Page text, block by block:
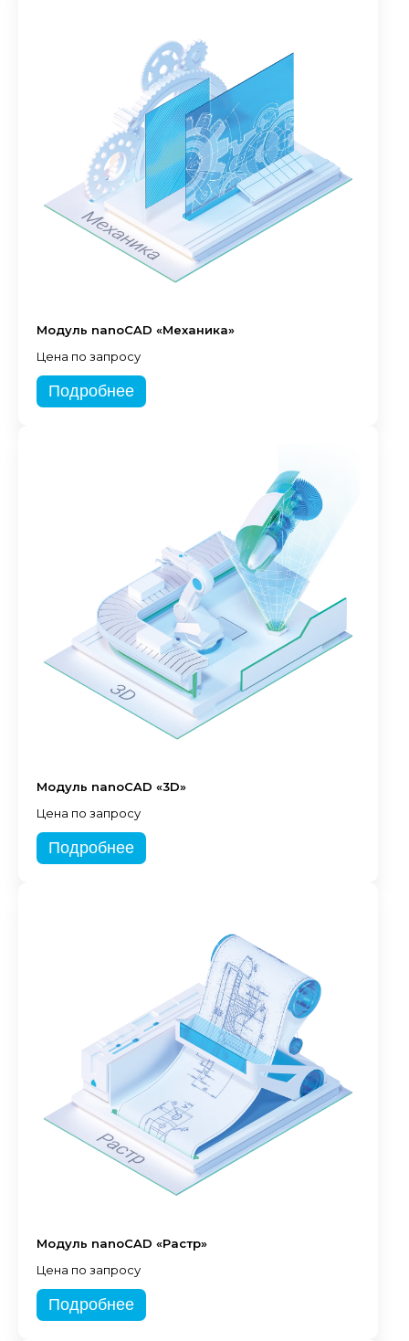
Модуль nanoCAD «Механика»
Цена по запросу
Подробнее
Модуль nanoCAD «3D»
Цена по запросу
Подробнее
Модуль nanoCAD «Растр»
Цена по запросу
Подробнее